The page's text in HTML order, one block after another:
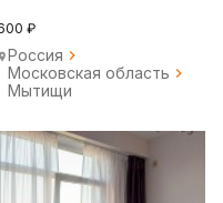
₽
Россия
Московская область
Мытищи